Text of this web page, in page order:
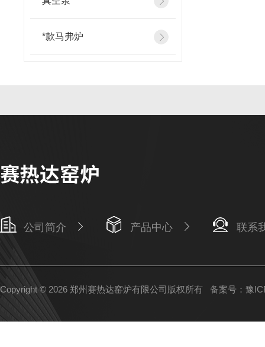
*款马弗炉
公司简介 产品中心 联系
Copyright © 2026 郑州赛热达窑炉有限公司版权所有 备案号：豫